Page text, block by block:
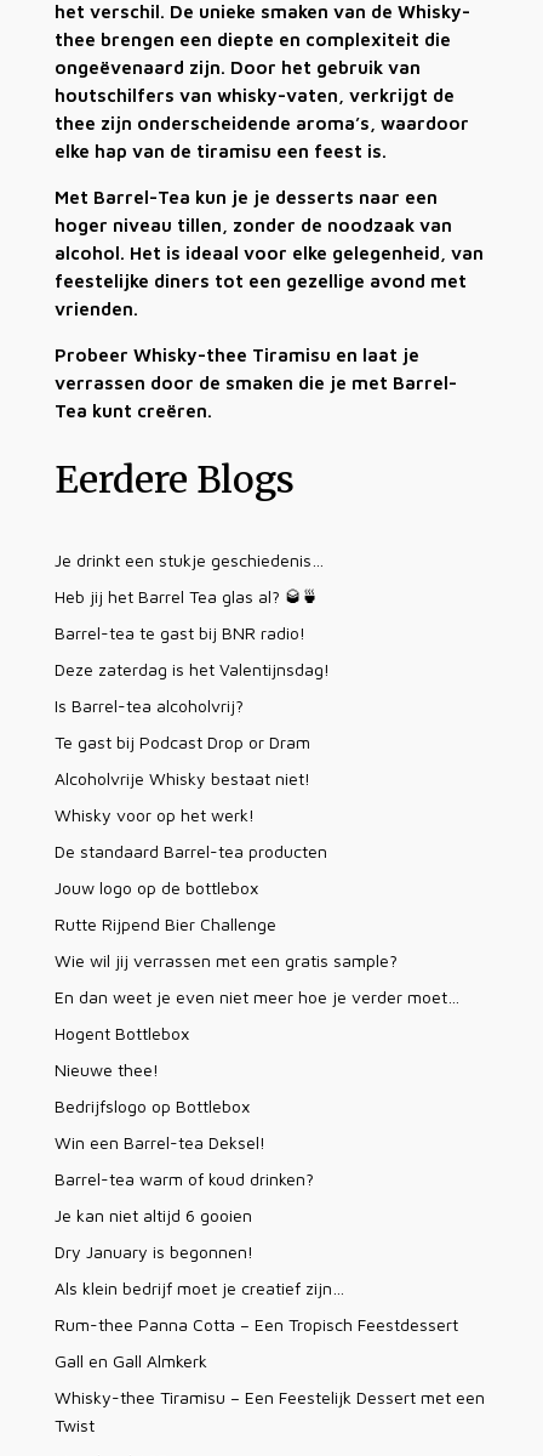
het verschil. De unieke smaken van de Whisky-
thee brengen een diepte en complexiteit die
ongeëvenaard zijn. Door het gebruik van
houtschilfers van whisky-vaten, verkrijgt de
thee zijn onderscheidende aroma’s, waardoor
elke hap van de tiramisu een feest is.
Met Barrel-Tea kun je je desserts naar een
hoger niveau tillen, zonder de noodzaak van
alcohol. Het is ideaal voor elke gelegenheid, van
feestelijke diners tot een gezellige avond met
vrienden.
Probeer Whisky-thee Tiramisu en laat je
verrassen door de smaken die je met Barrel-
Tea kunt creëren.
Eerdere Blogs
Je drinkt een stukje geschiedenis…
Heb jij het Barrel Tea glas al? 🥃🍵
Barrel-tea te gast bij BNR radio!
Deze zaterdag is het Valentijnsdag!
Is Barrel-tea alcoholvrij?
Te gast bij Podcast Drop or Dram
Alcoholvrije Whisky bestaat niet!
Whisky voor op het werk!
De standaard Barrel-tea producten
Jouw logo op de bottlebox
Rutte Rijpend Bier Challenge
Wie wil jij verrassen met een gratis sample?
En dan weet je even niet meer hoe je verder moet…
Hogent Bottlebox
Nieuwe thee!
Bedrijfslogo op Bottlebox
Win een Barrel-tea Deksel!
Barrel-tea warm of koud drinken?
Je kan niet altijd 6 gooien
Dry January is begonnen!
Als klein bedrijf moet je creatief zijn…
Rum-thee Panna Cotta – Een Tropisch Feestdessert
Gall en Gall Almkerk
Whisky-thee Tiramisu – Een Feestelijk Dessert met een
Twist